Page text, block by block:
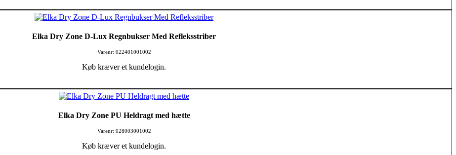
Elka Dry Zone D-Lux Regnbukser Med Refleksstriber
Varenr: 022401001002
Køb kræver et kundelogin.
Elka Dry Zone PU Heldragt med hætte
Varenr: 028003001002
Køb kræver et kundelogin.